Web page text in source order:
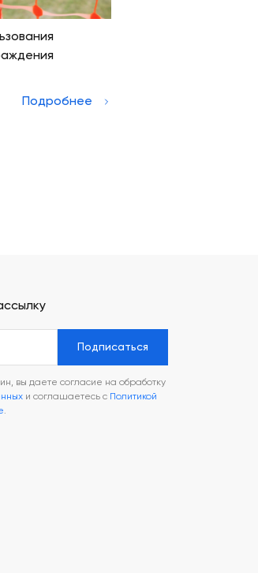
Подробнее
Подписаться
вы даете согласие на обработку
и соглашаетесь с Политикой
.